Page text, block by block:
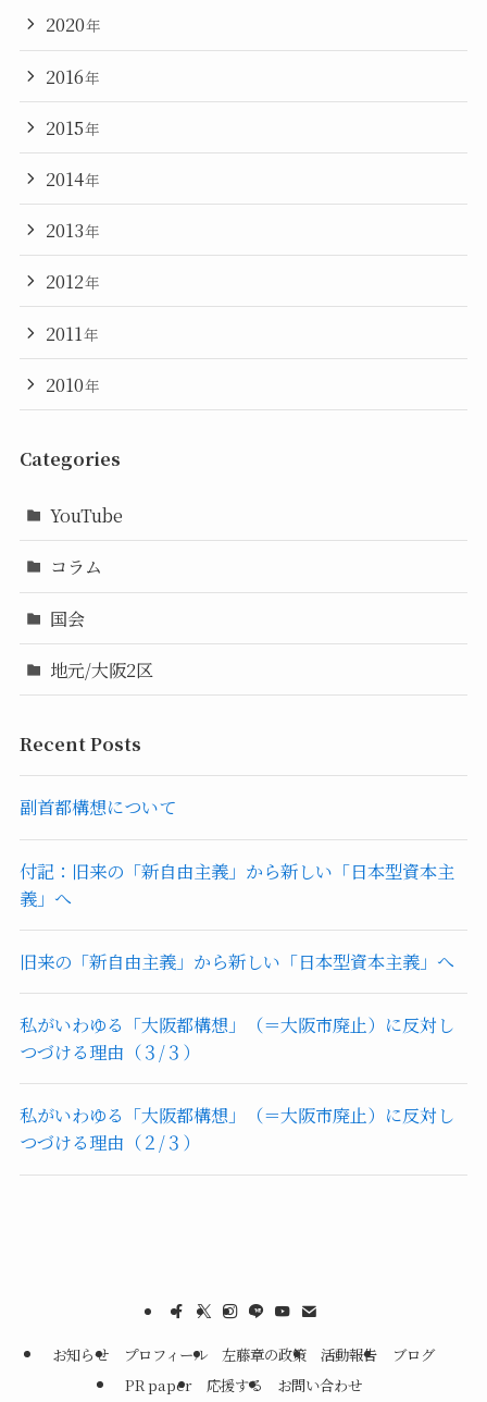
2020年
2016年
2015年
2014年
2013年
2012年
2011年
2010年
Categories
YouTube
コラム
国会
地元/大阪2区
Recent Posts
副首都構想について
付記：旧来の「新自由主義」から新しい「日本型資本主
義」へ
旧来の「新自由主義」から新しい「日本型資本主義」へ
私がいわゆる「大阪都構想」（＝大阪市廃止）に反対し
つづける理由（３/３）
私がいわゆる「大阪都構想」（＝大阪市廃止）に反対し
つづける理由（２/３）
お知らせ プロフィール 左藤章の政策 活動報告
ブログ
PR paper
応援する お問い合わせ